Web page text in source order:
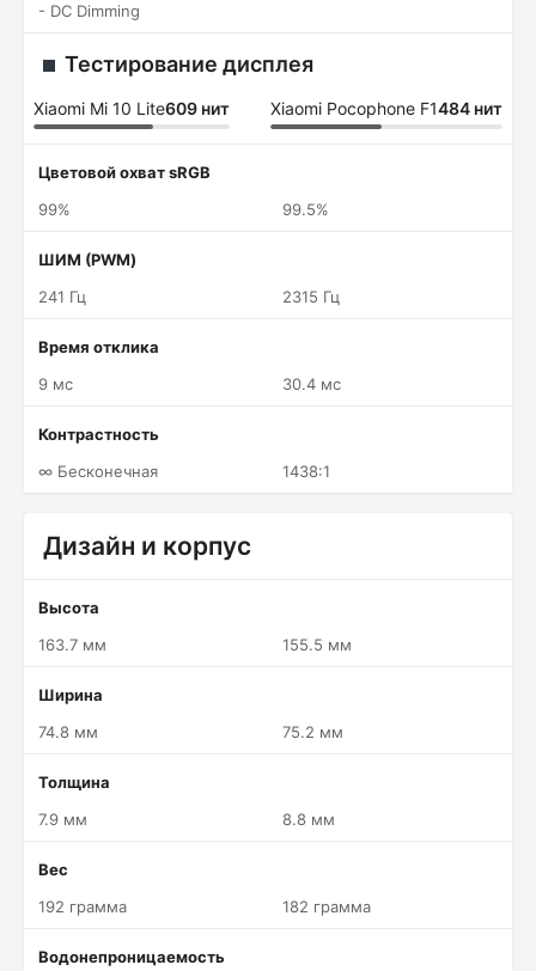
- DC Dimming
Тестирование дисплея
Xiaomi Mi 10 Lite609 нит Xiaomi Pocophone F1484 нит
Цветовой охват sRGB
99%
99.5%
ШИМ (PWM)
241 Гц
2315 Гц
Время отклика
9 мс
30.4 мс
Контрастность
∞ Бесконечная
1438:1
Дизайн и корпус
Высота
163.7 мм
155.5 мм
Ширина
74.8 мм
75.2 мм
Толщина
7.9 мм
8.8 мм
Вес
192 грамма
182 грамма
Водонепроницаемость